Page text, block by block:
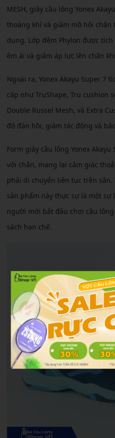
MESH, giày cầu lông Yonex
thoáng khí và giảm mồ hôi
dụng. Lớp đệm Phylon được
êm ái và giảm áp lực lên chân
Ngoài ra, Yonex Akayu Super 7
cấp như TruShape, Tru cushion
Double Russel Mesh, và Extra
độ đàn hồi, giảm tác động và
Form giày cầu lông Yonex
với chân, mang lại cảm giác
phải di chuyển liên tục trên sân.
sản phẩm này thực sự là một sự
người mới bắt đầu chơi cầu
sách hạn chế.